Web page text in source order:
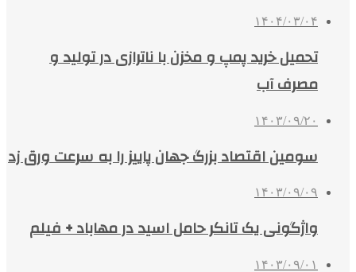
۱۴۰۴/۰۳/۰۴
تحمیل خرید پمپ و مخزن با ناترازی در تولید و
مصرف آب
۱۴۰۳/۰۹/۲۰
سومین اقتصاد بزرگ جهان پاییز را به سرعت ورق زد
۱۴۰۳/۰۹/۰۹
واژگونی یک تانکر حامل اسید در مهاباد + فیلم
۱۴۰۳/۰۹/۰۱